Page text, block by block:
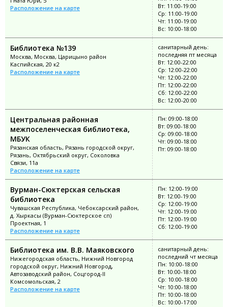
Расположение на карте
Вт: 11:00-19:00
Ср: 11:00-19:00
Чт: 11:00-19:00
Вс: 10:00-18:00
Библиотека №139
Москва, Москва, Царицыно район
Каспийская, 20 к2
Расположение на карте
санитарный день:
последняя пт месяца
Вт: 12:00-22:00
Ср: 12:00-22:00
Чт: 12:00-22:00
Пт: 12:00-22:00
Сб: 12:00-22:00
Вс: 12:00-20:00
Центральная районная
межпоселенческая библиотека,
МБУК
Рязанская область, Рязань городской округ,
Рязань, Октябрьский округ, Соколовка
Связи, 11а
Расположение на карте
Пн: 09:00-18:00
Вт: 09:00-18:00
Ср: 09:00-18:00
Чт: 09:00-18:00
Пт: 09:00-18:00
Вурман-Сюктерская сельская
библиотека
Чувашская Республика, Чебоксарский район,
д. Хыркасы (Вурман-Сюктерское сп)
Проектная, 1
Расположение на карте
Пн: 12:00-19:00
Вт: 12:00-19:00
Ср: 12:00-19:00
Чт: 12:00-19:00
Пт: 12:00-19:00
Сб: 12:00-19:00
Библиотека им. В.В. Маяковского
Нижегородская область, Нижний Новгород
городской округ, Нижний Новгород,
Автозаводский район, Соцгород-II
Комсомольская, 2
Расположение на карте
санитарный день:
последний чт месяца
Пн: 10:00-18:00
Вт: 10:00-18:00
Ср: 10:00-18:00
Чт: 10:00-18:00
Пт: 10:00-18:00
Вс: 10:00-17:00